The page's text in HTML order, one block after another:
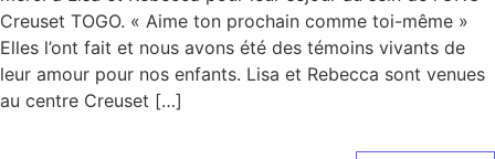
Creuset TOGO. « Aime ton prochain comme toi-même »
Elles l’ont fait et nous avons été des témoins vivants de
leur amour pour nos enfants. Lisa et Rebecca sont venues
au centre Creuset […]